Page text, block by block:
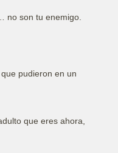
no son tu enemigo.
pudieron en un
que eres ahora,